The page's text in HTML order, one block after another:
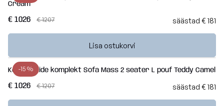
Cream
€ 1026 € 1207 säästad € 181
Lisa ostukorvi
-15 %
Kott-toolide komplekt Sofa Mass 2 seater L pouf Teddy Camel
€ 1026 € 1207 säästad € 181